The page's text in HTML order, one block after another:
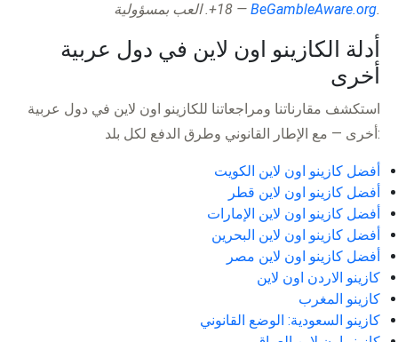
18+. العب بمسؤولية — BeGambleAware.org.
أدلة الكازينو اون لاين في دول عربية
أخرى
استكشف مقارناتنا ومراجعاتنا للكازينو اون لاين في دول عربية
أخرى — مع الإطار القانوني وطرق الدفع لكل بلد:
أفضل كازينو اون لاين الكويت
أفضل كازينو اون لاين قطر
أفضل كازينو اون لاين الإمارات
أفضل كازينو اون لاين البحرين
أفضل كازينو اون لاين مصر
كازينو الاردن اون لاين
كازينو المغرب
كازينو السعودية: الوضع القانوني